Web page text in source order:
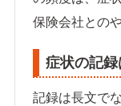
保険会社との
症状の記
記録は長文で